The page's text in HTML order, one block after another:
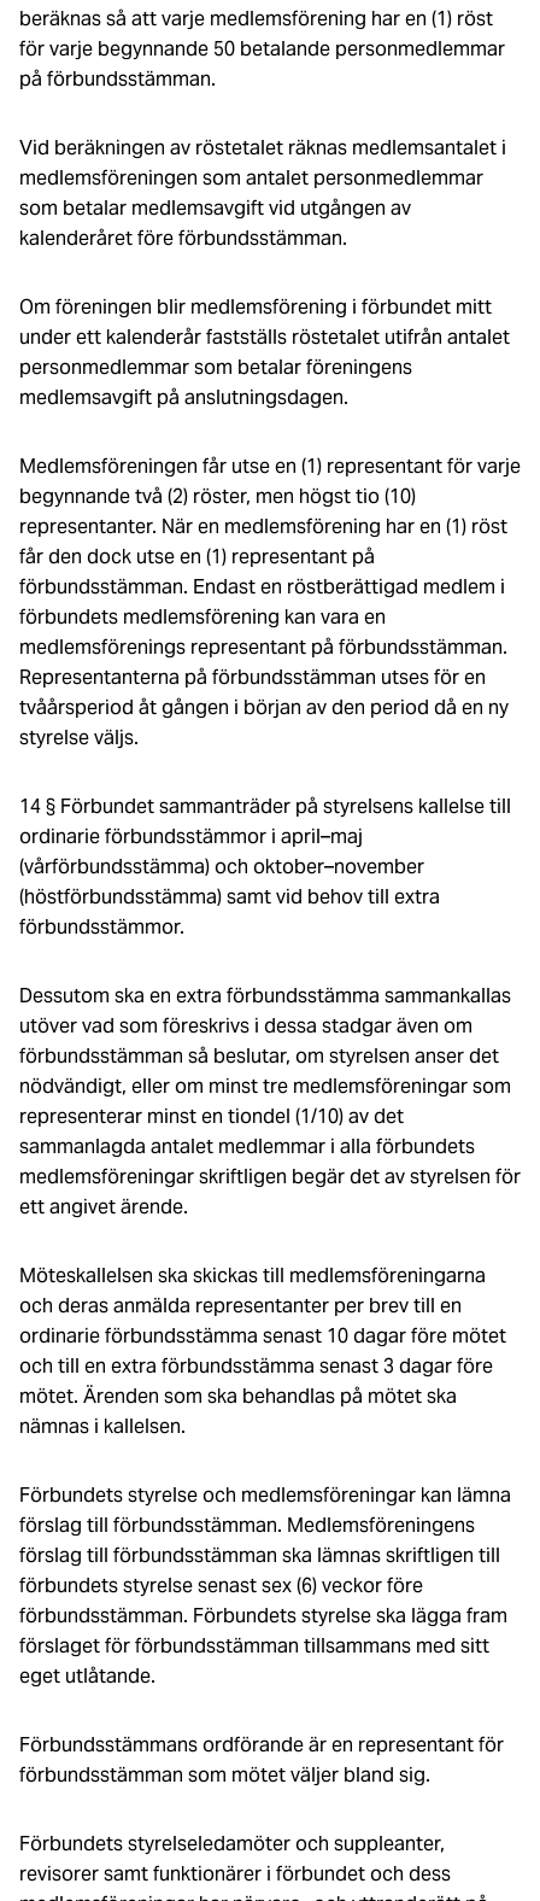
beräknas så att varje medlemsförening har en (1) röst
för varje begynnande 50 betalande personmedlemmar
på förbundsstämman.
Vid beräkningen av röstetalet räknas medlemsantalet i
medlemsföreningen som antalet personmedlemmar
som betalar medlemsavgift vid utgången av
kalenderåret före förbundsstämman.
Om föreningen blir medlemsförening i förbundet mitt
under ett kalenderår fastställs röstetalet utifrån antalet
personmedlemmar som betalar föreningens
medlemsavgift på anslutningsdagen.
Medlemsföreningen får utse en (1) representant för varje
begynnande två (2) röster, men högst tio (10)
representanter. När en medlemsförening har en (1) röst
får den dock utse en (1) representant på
förbundsstämman. Endast en röstberättigad medlem i
förbundets medlemsförening kan vara en
medlemsförenings representant på förbundsstämman.
Representanterna på förbundsstämman utses för en
tvåårsperiod åt gången i början av den period då en ny
styrelse väljs.
14 § Förbundet sammanträder på styrelsens kallelse till
ordinarie förbundsstämmor i april–maj
(vårförbundsstämma) och oktober–november
(höstförbundsstämma) samt vid behov till extra
förbundsstämmor.
Dessutom ska en extra förbundsstämma sammankallas
utöver vad som föreskrivs i dessa stadgar även om
förbundsstämman så beslutar, om styrelsen anser det
nödvändigt, eller om minst tre medlemsföreningar som
representerar minst en tiondel (1/10) av det
sammanlagda antalet medlemmar i alla förbundets
medlemsföreningar skriftligen begär det av styrelsen för
ett angivet ärende.
Möteskallelsen ska skickas till medlemsföreningarna
och deras anmälda representanter per brev till en
ordinarie förbundsstämma senast 10 dagar före mötet
och till en extra förbundsstämma senast 3 dagar före
mötet. Ärenden som ska behandlas på mötet ska
nämnas i kallelsen.
Förbundets styrelse och medlemsföreningar kan lämna
förslag till förbundsstämman. Medlemsföreningens
förslag till förbundsstämman ska lämnas skriftligen till
förbundets styrelse senast sex (6) veckor före
förbundsstämman. Förbundets styrelse ska lägga fram
förslaget för förbundsstämman tillsammans med sitt
eget utlåtande.
Förbundsstämmans ordförande är en representant för
förbundsstämman som mötet väljer bland sig.
Förbundets styrelseledamöter och suppleanter,
revisorer samt funktionärer i förbundet och dess